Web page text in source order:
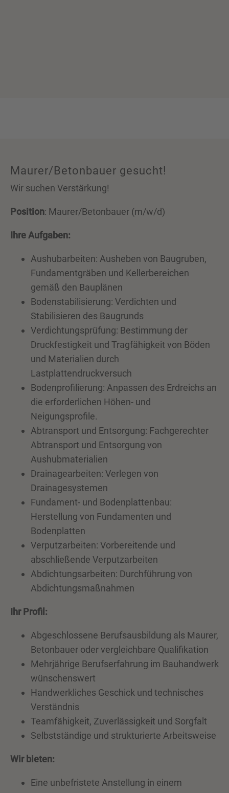
Maurer/Betonbauer gesucht!
Wir suchen Verstärkung!
Position: Maurer/Betonbauer (m/w/d)
Ihre Aufgaben:
Aushubarbeiten: Ausheben von Baugruben,
Fundamentgräben und Kellerbereichen
gemäß den Bauplänen
Bodenstabilisierung: Verdichten und
Stabilisieren des Baugrunds
Verdichtungsprüfung: Bestimmung der
Druckfestigkeit und Tragfähigkeit von Böden
und Materialien durch
Lastplattendruckversuch
Bodenprofilierung: Anpassen des Erdreichs an
die erforderlichen Höhen- und
Neigungsprofile.
Abtransport und Entsorgung: Fachgerechter
Abtransport und Entsorgung von
Aushubmaterialien
Drainagearbeiten: Verlegen von
Drainagesystemen
Fundament- und Bodenplattenbau:
Herstellung von Fundamenten und
Bodenplatten
Verputzarbeiten: Vorbereitende und
abschließende Verputzarbeiten
Abdichtungsarbeiten: Durchführung von
Abdichtungsmaßnahmen
Ihr Profil:
Abgeschlossene Berufsausbildung als Maurer,
Betonbauer oder vergleichbare Qualifikation
Mehrjährige Berufserfahrung im Bauhandwerk
wünschenswert
Handwerkliches Geschick und technisches
Verständnis
Teamfähigkeit, Zuverlässigkeit und Sorgfalt
Selbstständige und strukturierte Arbeitsweise
Wir bieten:
Eine unbefristete Anstellung in einem